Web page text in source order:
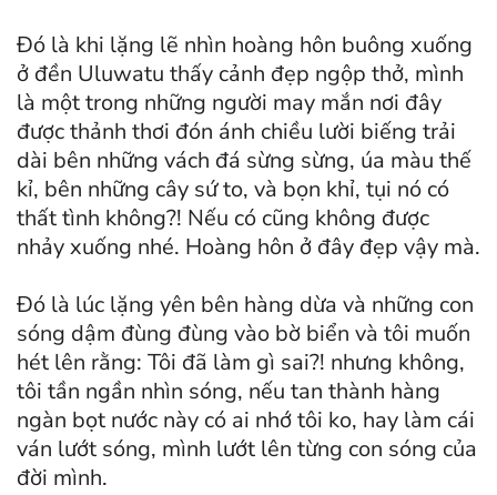
Đó là khi lặng lẽ nhìn hoàng hôn buông xuống
ở đền Uluwatu thấy cảnh đẹp ngộp thở, mình
là một trong những người may mắn nơi đây
được thảnh thơi đón ánh chiều lười biếng trải
dài bên những vách đá sừng sừng, úa màu thế
kỉ, bên những cây sứ to, và bọn khỉ, tụi nó có
thất tình không?! Nếu có cũng không được
nhảy xuống nhé. Hoàng hôn ở đây đẹp vậy mà.
Đó là lúc lặng yên bên hàng dừa và những con
sóng dậm đùng đùng vào bờ biển và tôi muốn
hét lên rằng: Tôi đã làm gì sai?! nhưng không,
tôi tần ngần nhìn sóng, nếu tan thành hàng
ngàn bọt nước này có ai nhớ tôi ko, hay làm cái
ván lướt sóng, mình lướt lên từng con sóng của
đời mình.